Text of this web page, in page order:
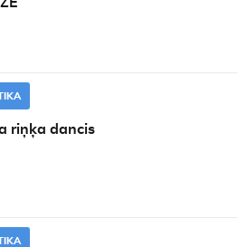
riņķa dancis